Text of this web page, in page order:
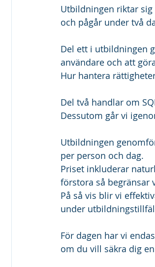
Utbildningen riktar
och pågår under två
Del ett i utbildningen
användare och att
Hur hantera
Del två handlar om
Dessutom går vi
Utbildningen
per person och dag.
Priset inkluderar
förstora så begränsar
På så vis blir vi
under
För dagen har vi
om du vill säkra dig